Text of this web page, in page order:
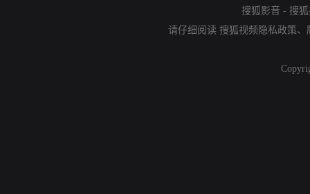
搜狐影音 - 搜
请仔细阅读 搜狐视频隐私政策、